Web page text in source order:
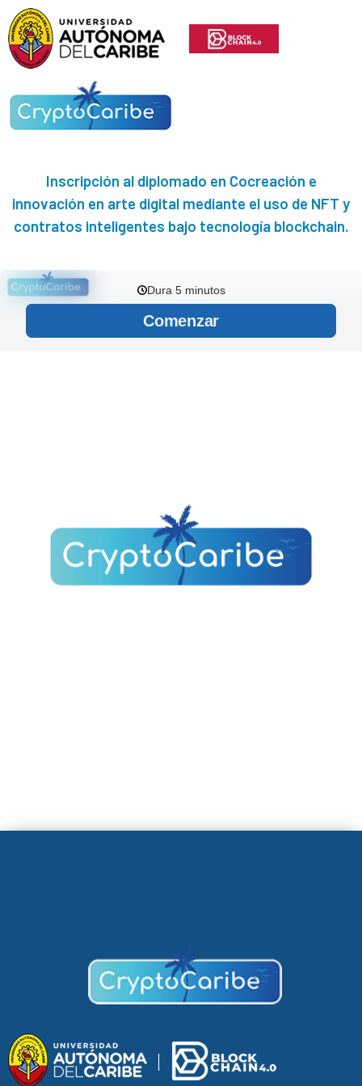
Inscripción al diplomado en Cocreación e
innovación en arte digital mediante el uso de NFT y
contratos inteligentes bajo tecnología blockchain.